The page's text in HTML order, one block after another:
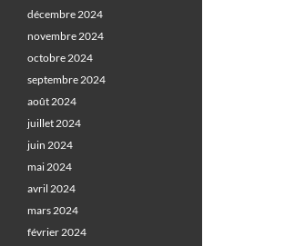
décembre 2024
novembre 2024
octobre 2024
septembre 2024
août 2024
juillet 2024
juin 2024
mai 2024
avril 2024
mars 2024
février 2024